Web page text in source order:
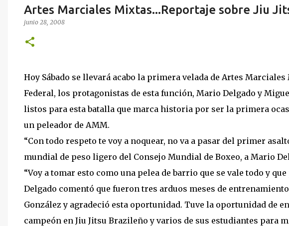
Artes Marciales Mixtas...Reportaje sobre Jiu
junio 28, 2008
Hoy Sábado se llevará acabo la primera velada de Artes
Federal, los protagonistas de esta función, Mario Delgado y
listos para esta batalla que marca historia por ser la primera
un peleador de AMM.
“Con todo respeto te voy a noquear, no va a pasar del primer
mundial de peso ligero del Consejo Mundial de Boxeo, a Mario
“Voy a tomar esto como una pelea de barrio que se vale todo y
Delgado comentó que fueron tres arduos meses de
González y agradeció esta oportunidad. Tuve la oportunidad de
campeón en Jiu Jitsu Brazileño y varios de sus estudiantes para